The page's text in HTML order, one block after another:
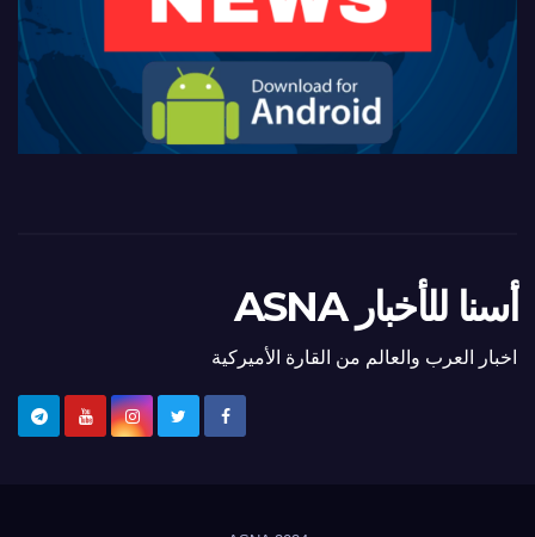
أسنا للأخبار ASNA
اخبار العرب والعالم من القارة الأميركية